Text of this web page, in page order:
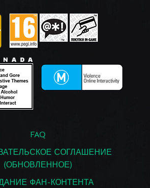
FAQ
СОГЛАШЕНИЕ
(ОБНОВЛЕННОЕ)
ФАН-КОНТЕНТА